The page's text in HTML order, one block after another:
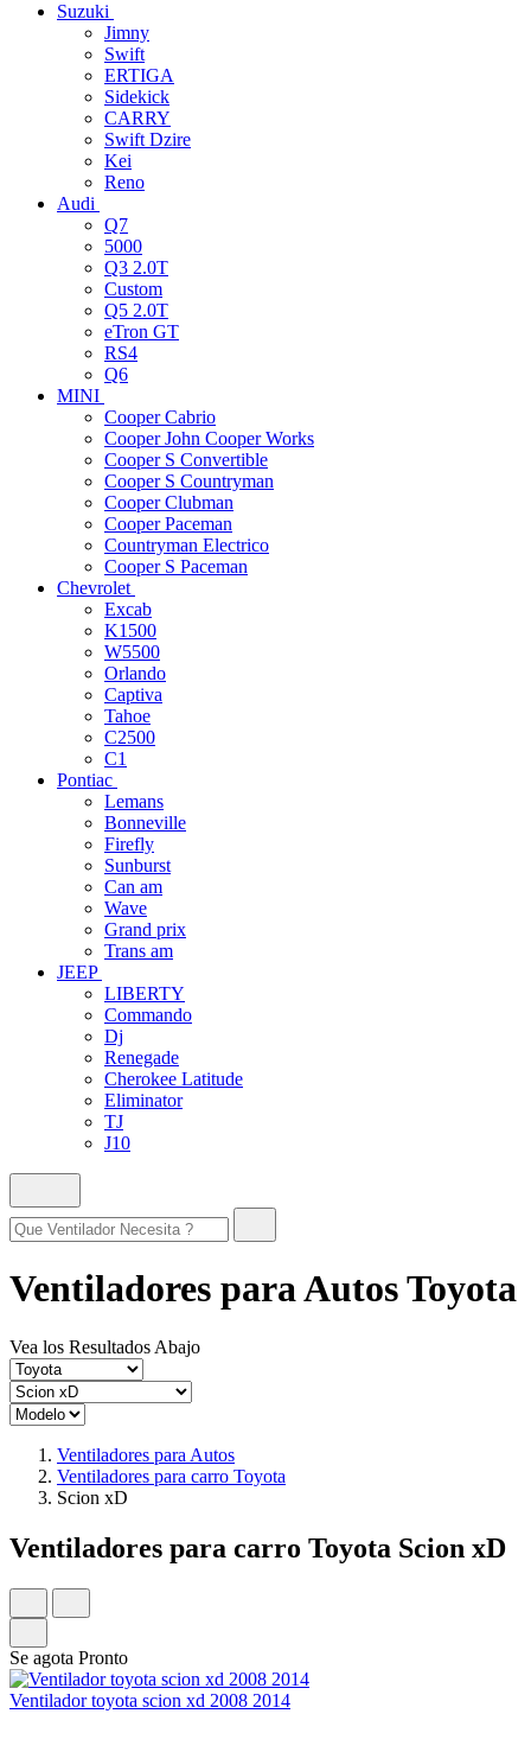
Suzuki
Jimny
Swift
ERTIGA
Sidekick
CARRY
Swift Dzire
Kei
Reno
Audi
Q7
5000
Q3 2.0T
Custom
Q5 2.0T
eTron GT
RS4
Q6
MINI
Cooper Cabrio
Cooper John Cooper Works
Cooper S Convertible
Cooper S Countryman
Cooper Clubman
Cooper Paceman
Countryman Electrico
Cooper S Paceman
Chevrolet
Excab
K1500
W5500
Orlando
Captiva
Tahoe
C2500
C1
Pontiac
Lemans
Bonneville
Firefly
Sunburst
Can am
Wave
Grand prix
Trans am
JEEP
LIBERTY
Commando
Dj
Renegade
Cherokee Latitude
Eliminator
TJ
J10
Ventiladores para Autos Toyota
Vea los Resultados Abajo
Ventiladores para Autos
Ventiladores para carro Toyota
Scion xD
Ventiladores para carro Toyota Scion xD
Se agota Pronto
Ventilador toyota scion xd 2008 2014